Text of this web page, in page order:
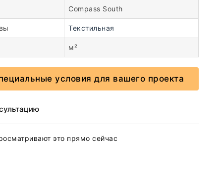
Compass South
Текстильная
м²
условия для вашего проекта
это прямо сейчас